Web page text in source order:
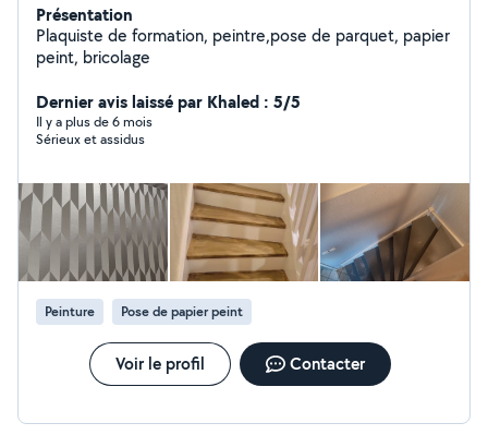
Présentation
Plaquiste de formation, peintre,pose de parquet, papier
peint, bricolage
Dernier avis laissé par Khaled : 5/5
Il y a plus de 6 mois
Sérieux et assidus
Peinture Pose de papier peint
Voir le profil Contacter